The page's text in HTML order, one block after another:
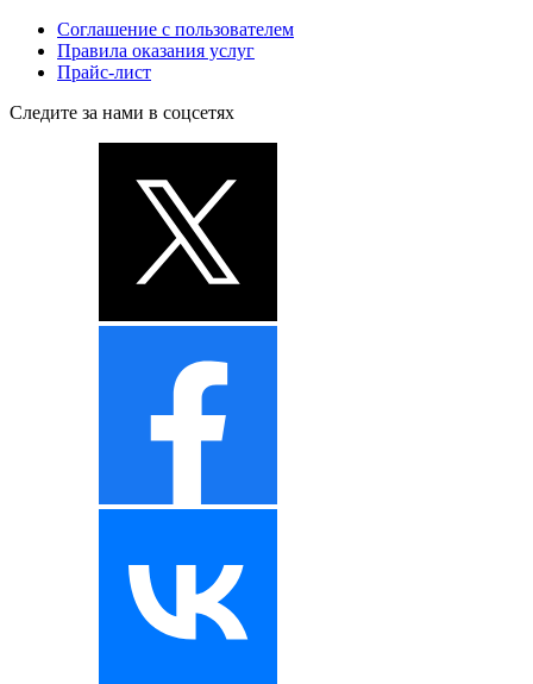
Соглашение с пользователем
Правила оказания услуг
Прайс-лист
Следите за нами в соцсетях